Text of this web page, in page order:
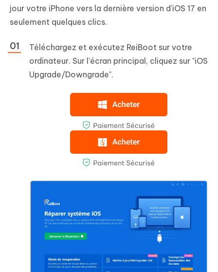
jour votre iPhone vers la dernière version d'iOS 17 en
seulement quelques clics.
Téléchargez et exécutez ReiBoot sur votre
ordinateur. Sur l'écran principal, cliquez sur "iOS
Upgrade/Downgrade".